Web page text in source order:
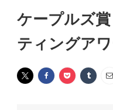
ケープルズ
ティングアワ